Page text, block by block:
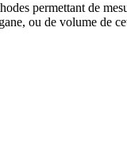
permettant de
ou de volume de